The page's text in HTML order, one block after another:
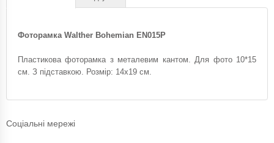
Фоторамка Walther Bohemian EN015P
Пластикова фоторамка з металевим кантом. Для фото 10*15
см. З підставкою. Розмір: 14х19 см.
Соціальні мережі